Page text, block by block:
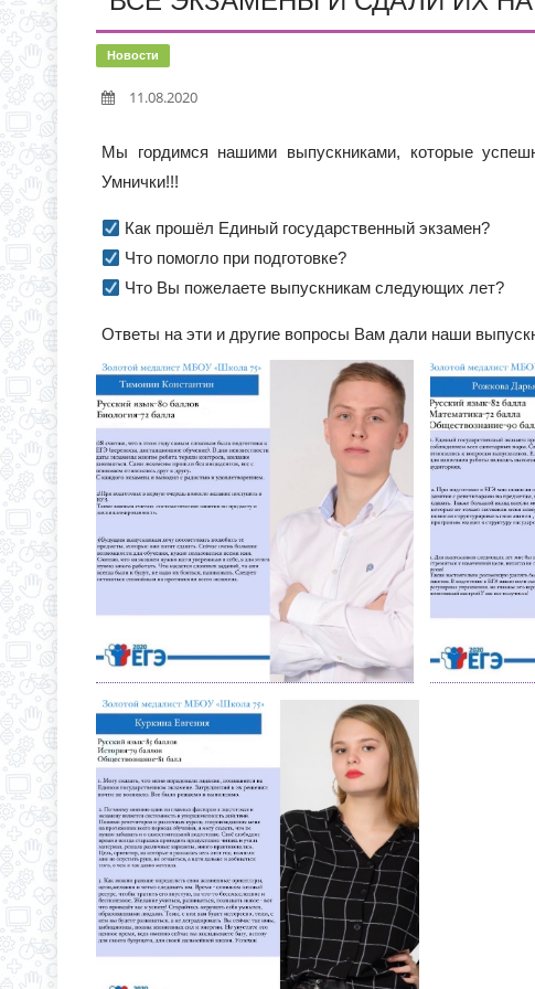
С 1 СЕНТЯБРЯ 2026 ГОДА
ВРЕМЯ ОТКРЫТИЯ
Новости
11.08.2020
Мы гордимся нашими выпускниками, которые
Умнички!!!
Как прошёл Единый государственный экзамен?
Что помогло при подготовке?
Что Вы пожелаете выпускникам следующих лет?
Ответы на эти и другие вопросы Вам дали наши